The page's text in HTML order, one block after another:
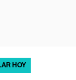
HOY